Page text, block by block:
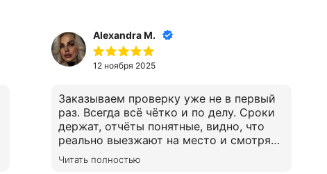
Alexandra M.
12 ноября 2025
Заказываем проверку уже не в первый
раз. Всегда всё чётко и по делу. Сроки
держат, отчёты понятные, видно, что
реально выезжают на место и смотрят
производство своими глазами. Очень
Читать полностью